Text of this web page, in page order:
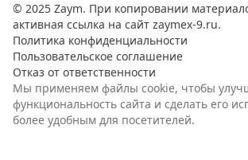
© 2025 Zaym. При копировании
активная ссылка на сайт zaymex-9.ru.
Политика конфиденциальности
Пользовательское соглашение
Отказ от ответственности
Мы применяем файлы cookie, чтобы
функциональность сайта и сделать его
более удобным для посетителей.